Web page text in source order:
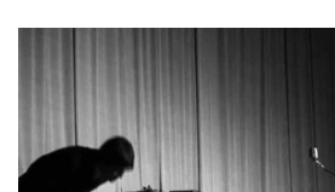
NÁSTROJE - MCCARTNEY
NÁSTROJE - HARRISON